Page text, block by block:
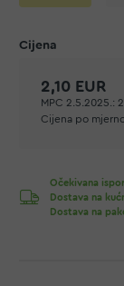
2,10 EUR
MPC 2.5.2025.:
Cijena po
Očekivana
Dostava na
Dostava na